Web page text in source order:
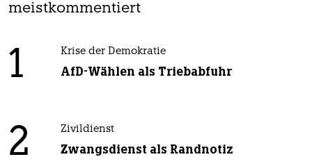
meistkommentiert
1 Krise der Demokratie
AfD-Wählen als Triebabfuhr
2 Zivildienst
Zwangsdienst als Randnotiz